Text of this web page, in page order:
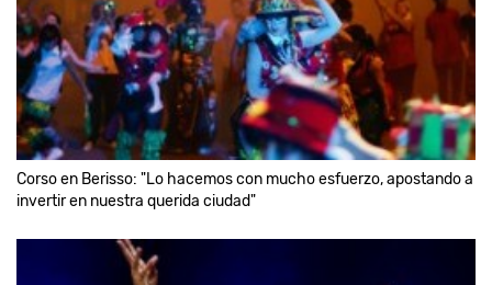
Corso en Berisso: "Lo hacemos con mucho esfuerzo, apostando a
invertir en nuestra querida ciudad"